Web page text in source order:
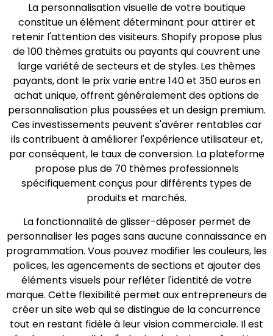
La personnalisation visuelle de votre boutique
constitue un élément déterminant pour attirer et
retenir l'attention des visiteurs. Shopify propose plus
de 100 thèmes gratuits ou payants qui couvrent une
large variété de secteurs et de styles. Les thèmes
payants, dont le prix varie entre 140 et 350 euros en
achat unique, offrent généralement des options de
personnalisation plus poussées et un design premium.
Ces investissements peuvent s'avérer rentables car
ils contribuent à améliorer l'expérience utilisateur et,
par conséquent, le taux de conversion. La plateforme
propose plus de 70 thèmes professionnels
spécifiquement conçus pour différents types de
produits et marchés.
La fonctionnalité de glisser-déposer permet de
personnaliser les pages sans aucune connaissance en
programmation. Vous pouvez modifier les couleurs, les
polices, les agencements de sections et ajouter des
éléments visuels pour refléter l'identité de votre
marque. Cette flexibilité permet aux entrepreneurs de
créer un site web qui se distingue de la concurrence
tout en restant fidèle à leur vision commerciale. Il est